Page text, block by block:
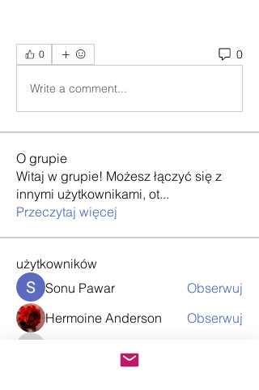
0 0
Write a comment...
O grupie
Witaj w grupie! Możesz łączyć się z
innymi użytkownikami, ot...
Przeczytaj więcej
użytkowników
Sonu Pawar
Obserwuj
Hermoine Anderson
Obserwuj